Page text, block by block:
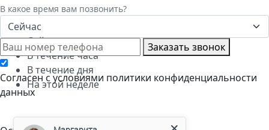
В какое время вам позвонить?
Сейчас
Сейчас
В течение часа
В течение дня
На этой неделе
Заказать звонок
Cогласен с условиями политики конфиденциальности
данных